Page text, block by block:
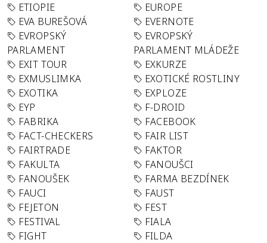
ETIOPIE
EUROPE
EVA BUREŠOVÁ
EVERNOTE
EVROPSKÝ
PARLAMENT
EVROPSKÝ
PARLAMENT MLÁDEŽE
EXIT TOUR
EXKURZE
EXMUSLIMKA
EXOTICKÉ ROSTLINY
EXOTIKA
EXPLOZE
EYP
F-DROID
FABRIKA
FACEBOOK
FACT-CHECKERS
FAIR LIST
FAIRTRADE
FAKTOR
FAKULTA
FANOUŠCI
FANOUŠEK
FARMA BEZDÍNEK
FAUCI
FAUST
FEJETON
FEST
FESTIVAL
FIALA
FIGHT
FILDA